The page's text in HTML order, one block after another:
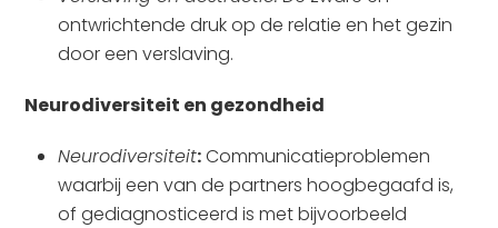
ontwrichtende druk op de relatie en het gezin
door een verslaving.
Neurodiversiteit en gezondheid
Neurodiversiteit:Communicatieproblemen
waarbij een van de partners hoogbegaafd is,
of gediagnosticeerd is met bijvoorbeeld